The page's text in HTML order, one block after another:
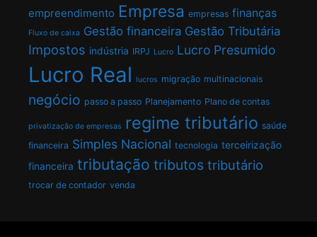
empreendimento Empresa empresas finanças
Fluxo de caixa Gestão financeira Gestão Tributária
Impostos indústria IRPJ Lucro Lucro Presumido
Lucro Real lucros migração multinacionais
negócio passo a passo Planejamento Plano de contas
privatização de empresas regime tributário saúde
financeira Simples Nacional tecnologia terceirização
financeira tributação tributos tributário
trocar de contador venda